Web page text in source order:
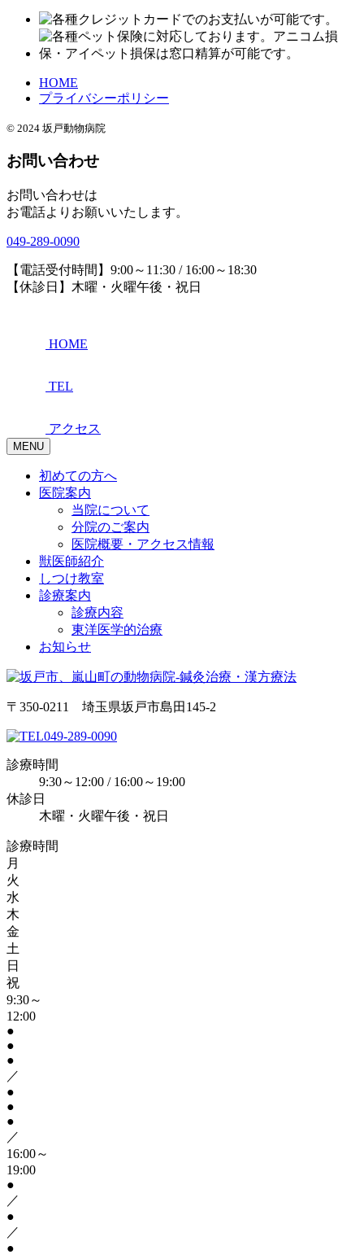
HOME
プライバシーポリシー
© 2024 坂戸動物病院
お問い合わせ
お問い合わせは
お電話よりお願いいたします。
049-289-0090
【電話受付時間】9:00～11:30 / 16:00～18:30
【休診日】木曜・火曜午後・祝日
HOME
TEL
アクセス
MENU
初めての方へ
医院案内
当院について
分院のご案内
医院概要・アクセス情報
獣医師紹介
しつけ教室
診療案内
診療内容
東洋医学的治療
お知らせ
〒350-0211 埼玉県坂戸市島田145-2
049-289-0090
診療時間
9:30～12:00 / 16:00～19:00
休診日
木曜・火曜午後・祝日
診療時間
月
火
水
木
金
土
日
祝
9:30～
12:00
●
●
●
／
●
●
●
／
16:00～
19:00
●
／
●
／
●